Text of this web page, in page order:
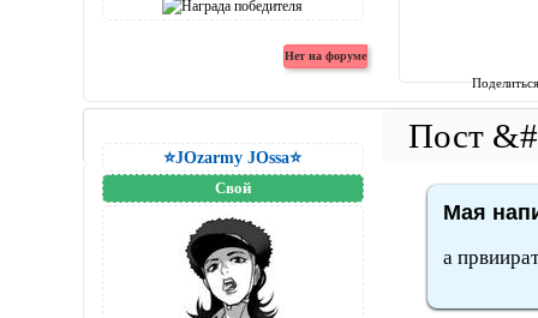
⭐JOzarmy JOssa⭐
Свой
Мая
а